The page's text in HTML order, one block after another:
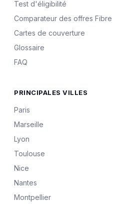
Test d'éligibilité
Comparateur des offres Fibre
Cartes de couverture
Glossaire
FAQ
PRINCIPALES VILLES
Paris
Marseille
Lyon
Toulouse
Nice
Nantes
Montpellier